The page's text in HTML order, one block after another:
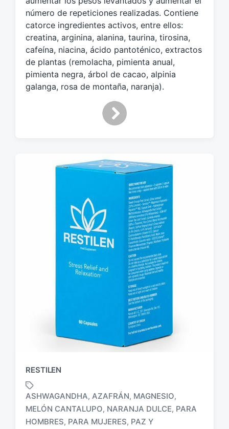
n
número de repeticiones realizadas. Contiene
catorce ingredientes activos, entre ellos:
creatina, arginina, alanina, taurina, tirosina,
cafeína, niacina, ácido pantoténico, extractos
de plantas (remolacha, pimienta anual,
pimienta negra, árbol de cacao, alpinia
galanga, rosa de montaña, naranja).
RESTILEN
ASHWAGANDHA, AZAFRÁN, MAGNESIO,
MELÓN CANTALUPO, NARANJA DULCE, PARA
HOMBRES, PARA MUJERES, PAZ Y